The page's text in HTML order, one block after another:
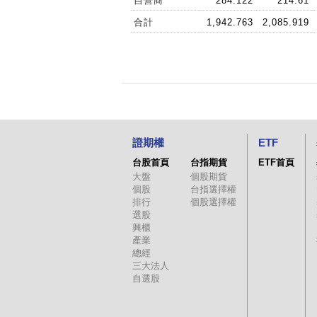
合計 1,942.763 2,085.919
證期權
台股首頁
大盤
個股
排行
選股
興櫃
產業
總經
三大法人
自選股
台指期貨
個股期貨
台指選擇權
個股選擇權
ETF
ETF首頁